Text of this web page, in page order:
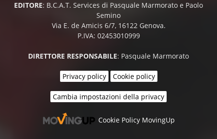
EDITORE: B.C.A.T. Services di Pasquale Marmorato e Paolo
Semino
Via E. de Amicis 6/7, 16122 Genova.
P.IVA: 02453010999
DIRETTORE RESPONSABILE: Pasquale Marmorato
Privacy policy Cookie policy
Cambia impostazioni della privacy
Cookie Policy MovingUp